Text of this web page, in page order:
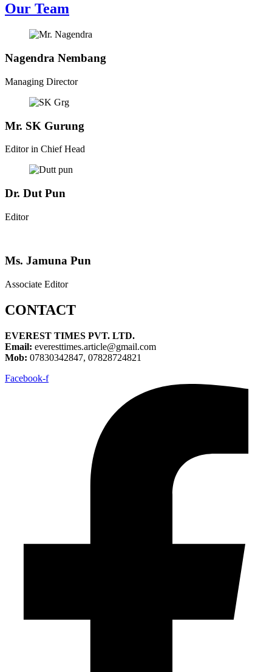
Our Team
Nagendra Nembang
Managing Director
Mr. SK Gurung
Editor in Chief Head
Dr. Dut Pun
Editor
Ms. Jamuna Pun
Associate Editor
CONTACT
EVEREST TIMES PVT. LTD.
Email: everesttimes.article@gmail.com
Mob: 07830342847, 07828724821
Facebook-f